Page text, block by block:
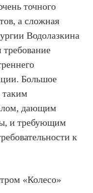
точного
а сложная
Водолазкина
требование
Большое
таким
дающим
и требующим
к
«Колесо»